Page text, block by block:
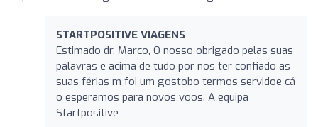
STARTPOSITIVE VIAGENS
Estimado dr. Marco, O nosso obrigado pelas suas
palavras e acima de tudo por nos ter confiado as
suas férias m foi um gostobo termos servidoe cá
o esperamos para novos voos. A equipa
Startpositive